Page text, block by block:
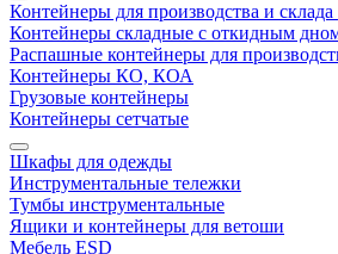
Контейнеры для производства и склада
Контейнеры складные с откидным
Распашные контейнеры для
Контейнеры КО, КОА
Грузовые контейнеры
Контейнеры сетчатые
Шкафы для одежды
Инструментальные тележки
Тумбы инструментальные
Ящики и контейнеры для ветоши
Мебель ESD